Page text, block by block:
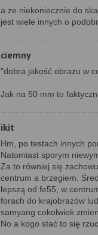
a ze niekoniecznie do
jest wiele innych o
ciemny
"dobra jakość obrazu w
Jak na 50 mm to
ikit
Hm, po testach innych
Natomiast sporym
Za to równiej się
centrum a brzegiem.
lepszą od fe55, w
forach do krajobrazów
samyang cokolwiek
No a kogo stać to się